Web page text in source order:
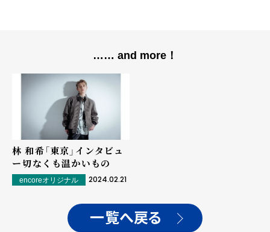
…… and more！
林 和希「東京」インタビュ
ー――切なくも温かいもの
encoreオリジナル 2024.02.21
一覧へ戻る